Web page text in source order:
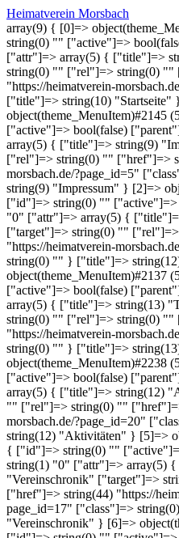
Heimatverein Morsbach
array(9) { [0]=>
string(0) "" ["active"]=>
["attr"]=> array(5) { ["title"]=>
string(0) "" ["rel"]=> string(0) ""
"https://heimatverein-
["title"]=> string(10) "Startseite"
object(theme_MenuItem)#2145
["active"]=> bool(false)
array(5) { ["title"]=> string(9)
["rel"]=> string(0) "" ["href"]=>
morsbach.de/?page_id=5"
string(9) "Impressum" } [2]=>
["id"]=> string(0) "" ["active"]=>
"0" ["attr"]=> array(5) {
["target"]=> string(0) ""
"https://heimatverein-
string(0) "" } ["title"]=>
object(theme_MenuItem)#2137
["active"]=> bool(false)
array(5) { ["title"]=> string(13)
string(0) "" ["rel"]=> string(0) ""
"https://heimatverein-
string(0) "" } ["title"]=>
object(theme_MenuItem)#2238
["active"]=> bool(false)
array(5) { ["title"]=> string(12)
"" ["rel"]=> string(0) ""
morsbach.de/?page_id=20"
string(12) "Aktivitäten" } [5]=>
{ ["id"]=> string(0) ""
string(1) "0" ["attr"]=> array(5)
"Vereinschronik" ["target"]=>
["href"]=> string(44) "https://
page_id=17" ["class"]=>
"Vereinschronik" } [6]=>